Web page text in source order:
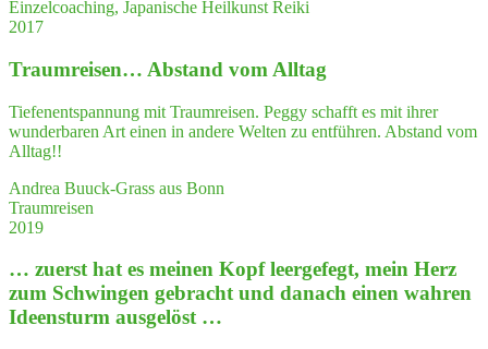
Einzelcoaching, Japanische Heilkunst Reiki
2017
Traum­rei­sen… Abstand vom Alltag
Tiefenentspannung mit Traumreisen. Peggy schafft es mit ihrer
wunderbaren Art einen in andere Welten zu entführen. Abstand vom
Alltag!!
Andrea Buuck-Grass aus Bonn
Traumreisen
2019
… zuerst hat es mei­nen Kopf leer­ge­fegt, mein Herz
zum Schwin­gen gebracht und danach einen wah­ren
Ideensturm ausgelöst …